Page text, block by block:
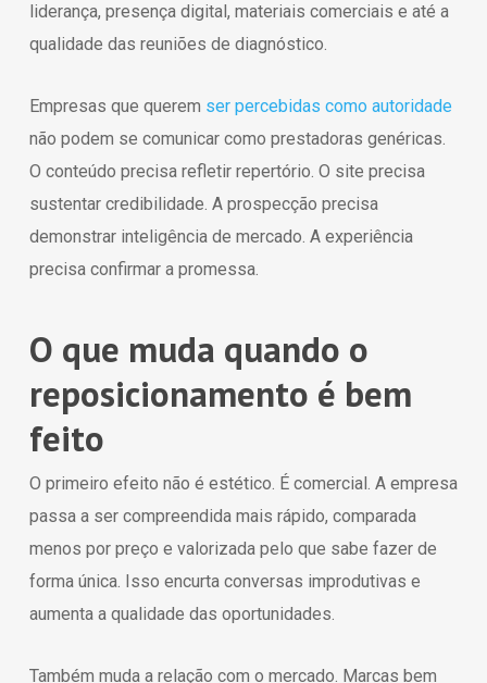
liderança, presença digital, materiais comerciais e até a
qualidade das reuniões de diagnóstico.
Empresas que querem ser percebidas como autoridade
não podem se comunicar como prestadoras genéricas.
O conteúdo precisa refletir repertório. O site precisa
sustentar credibilidade. A prospecção precisa
demonstrar inteligência de mercado. A experiência
precisa confirmar a promessa.
O que muda quando o
reposicionamento é bem
feito
O primeiro efeito não é estético. É comercial. A empresa
passa a ser compreendida mais rápido, comparada
menos por preço e valorizada pelo que sabe fazer de
forma única. Isso encurta conversas improdutivas e
aumenta a qualidade das oportunidades.
Também muda a relação com o mercado. Marcas bem